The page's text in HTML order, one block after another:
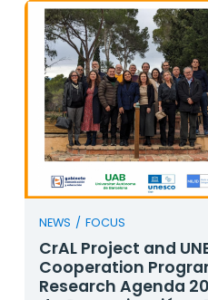
NEWS / FOCUS
CrAL Project and
Cooperation
Research Agenda